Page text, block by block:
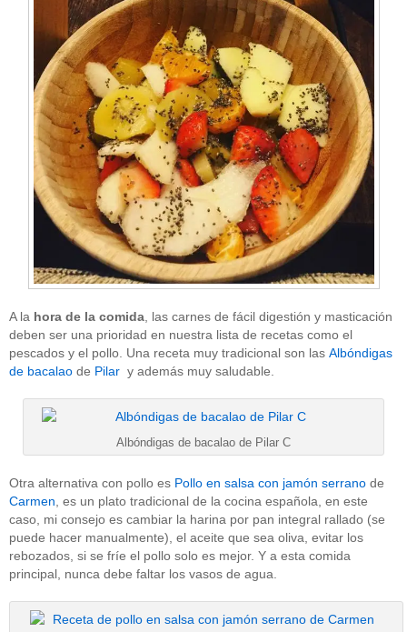
A la hora de la comida , las carnes de fácil digestión y masticación
deben ser una prioridad en nuestra lista de recetas como el
pescados y el pollo. Una receta muy tradicional son las Albóndigas
de bacalao de Pilar y además muy saludable.
Albóndigas de bacalao de Pilar C
Otra alternativa con pollo es Pollo en salsa con jamón serrano de
Carmen , es un plato tradicional de la cocina española, en este
caso, mi consejo es cambiar la harina por pan integral rallado (se
puede hacer manualmente), el aceite que sea oliva, evitar los
rebozados, si se fríe el pollo solo es mejor. Y a esta comida
principal, nunca debe faltar los vasos de agua.